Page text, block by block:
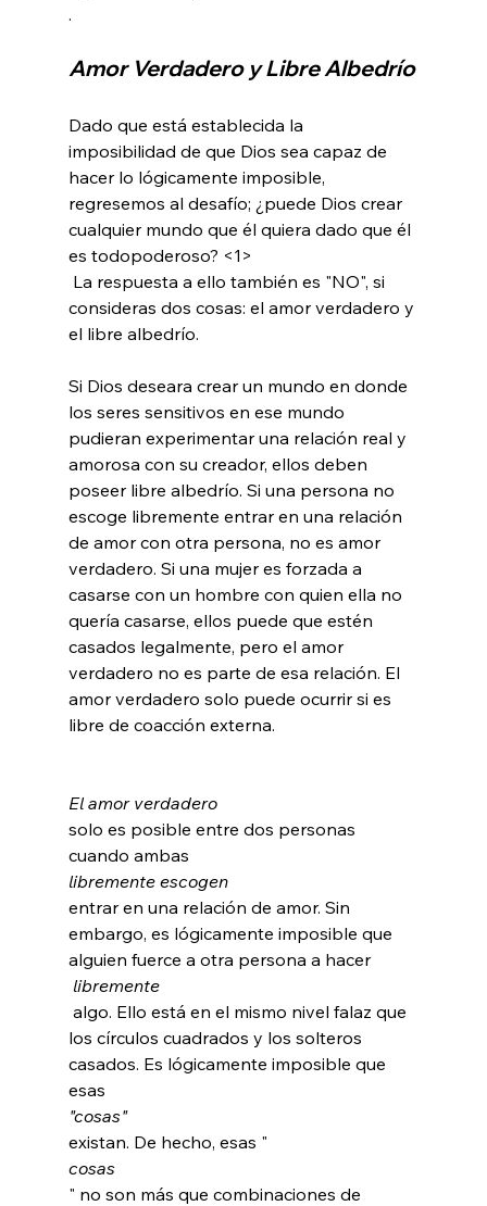
Amor Verdadero y Libre Albedrío
Dado que está establecida la
imposibilidad de que Dios sea capaz de
hacer lo lógicamente imposible,
regresemos al desafío; ¿puede Dios crear
cualquier mundo que él quiera dado que él
es todopoderoso? <1>
consideras dos cosas: el amor verdadero y
el libre albedrío.
Si Dios deseara crear un mundo en donde
los seres sensitivos en ese mundo
pudieran experimentar una relación real y
amorosa con su creador, ellos deben
poseer libre albedrío. Si una persona no
escoge libremente entrar en una relación
de amor con otra persona, no es amor
verdadero. Si una mujer es forzada a
casarse con un hombre con quien ella no
quería casarse, ellos puede que estén
casados legalmente, pero el amor
verdadero no es parte de esa relación. El
amor verdadero solo puede ocurrir si es
libre de coacción externa.
El amor verdadero
solo es posible entre dos personas
cuando ambas
libremente escogen
entrar en una relación de amor. Sin
embargo, es lógicamente imposible que
alguien fuerce a otra persona a hacer
libremente
los círculos cuadrados y los solteros
casados. Es lógicamente imposible que
esas
"cosas"
existan. De hecho, esas "
cosas
" no son más que combinaciones de